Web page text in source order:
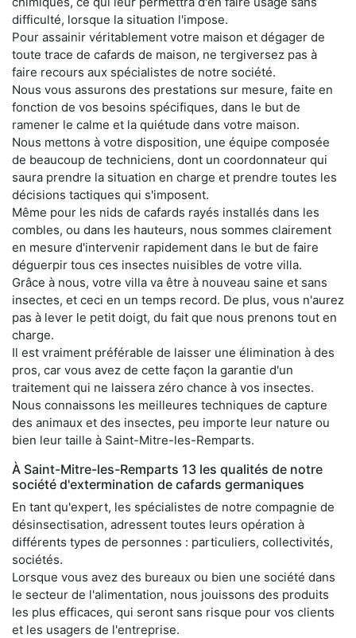
difficulté, lorsque la situation l'impose.
Pour assainir véritablement votre maison et dégager de
toute trace de cafards de maison, ne tergiversez pas à
faire recours aux spécialistes de notre société.
Nous vous assurons des prestations sur mesure, faite en
fonction de vos besoins spécifiques, dans le but de
ramener le calme et la quiétude dans votre maison.
Nous mettons à votre disposition, une équipe composée
de beaucoup de techniciens, dont un coordonnateur qui
saura prendre la situation en charge et prendre toutes les
décisions tactiques qui s'imposent.
Même pour les nids de cafards rayés installés dans les
combles, ou dans les hauteurs, nous sommes clairement
en mesure d'intervenir rapidement dans le but de faire
déguerpir tous ces insectes nuisibles de votre villa.
Grâce à nous, votre villa va être à nouveau saine et sans
insectes, et ceci en un temps record. De plus, vous n'aurez
pas à lever le petit doigt, du fait que nous prenons tout en
charge.
Il est vraiment préférable de laisser une élimination à des
pros, car vous avez de cette façon la garantie d'un
traitement qui ne laissera zéro chance à vos insectes.
Nous connaissons les meilleures techniques de capture
des animaux et des insectes, peu importe leur nature ou
bien leur taille à Saint-Mitre-les-Remparts.
À Saint-Mitre-les-Remparts 13 les qualités de notre
société d'extermination de cafards germaniques
En tant qu'expert, les spécialistes de notre compagnie de
désinsectisation, adressent toutes leurs opération à
différents types de personnes : particuliers, collectivités,
sociétés.
Lorsque vous avez des bureaux ou bien une société dans
le secteur de l'alimentation, nous jouissons des produits
les plus efficaces, qui seront sans risque pour vos clients
et les usagers de l'entreprise.